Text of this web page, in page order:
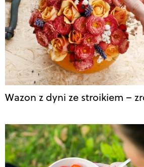
Wazon z dyni ze stroikiem –